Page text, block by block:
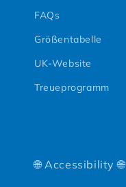
FAQs
Größentabelle
UK-Website
Treueprogramm
🌐 Accessibility 🌐